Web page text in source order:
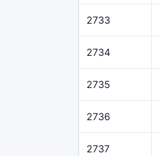
2733
2734
2735
2736
2737